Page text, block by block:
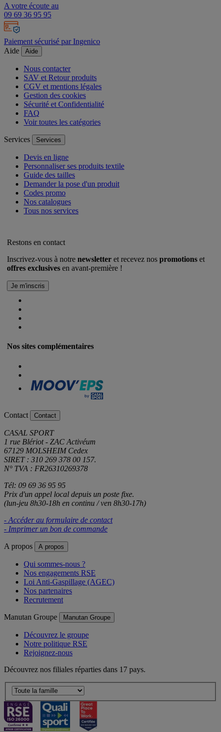
A votre écoute au
09 69 36 95 95
Paiement sécurisé par Ingenico
Aide
Aide
Nous contacter
SAV et Retour produits
CGV et mentions légales
Gestion des cookies
Sécurité et Confidentialité
FAQ
Voir toutes les catégories
Services Services
Devis en ligne
Personnaliser ses produits textile
Guide des tailles
Demander la pose d'un produit
Codes promo
Nos catalogues
Tous nos services
Restons en contact
Inscrivez-vous à notre newsletter et recevez nos promotions et
offres exclusives en avant-première !
Nos sites complémentaires
Contact Contact
CASAL SPORT
1 rue Blériot - ZAC Activéum
67129 MOLSHEIM Cedex
SIRET : 310 269 378 00 157.
N° TVA : FR26310269378
Tél: 09 69 36 95 95
Prix d'un appel local depuis un poste fixe.
(lun-jeu 8h30-18h en continu / ven 8h30-17h)
- Accéder au formulaire de contact
- Imprimer un bon de commande
A propos A propos
Qui sommes-nous ?
Nos engagements RSE
Loi Anti-Gaspillage (AGEC)
Nos partenaires
Recrutement
Manutan Groupe Manutan Groupe
Découvrez le groupe
Notre politique RSE
Rejoignez-nous
Découvrez nos filiales réparties dans 17 pays.